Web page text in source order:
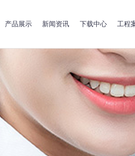
产品展示 新闻资讯 下载中心 工程